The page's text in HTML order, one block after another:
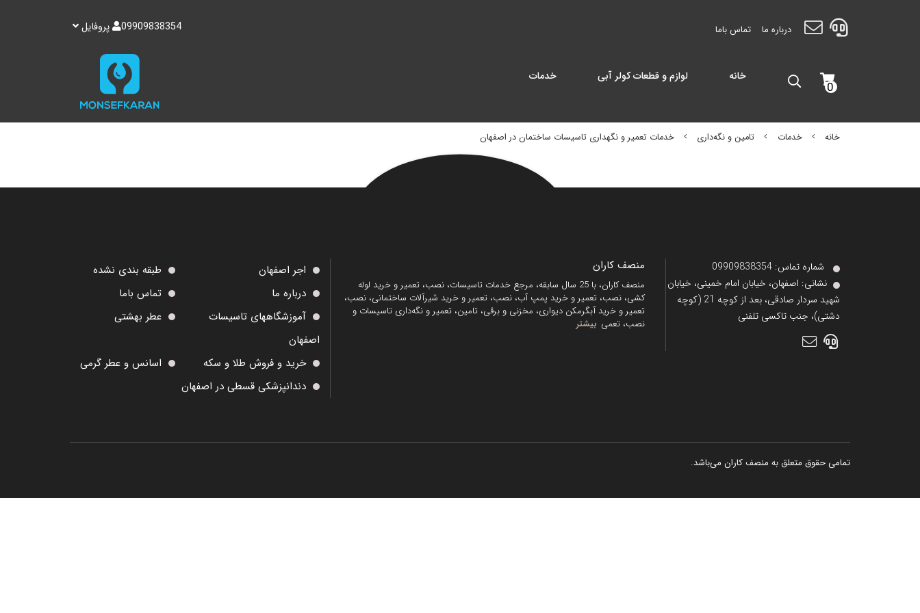
درباره ما تماس باما 09909838354 پروفایل
0
خانه لوازم و قطعات کولر آبی خدمات
خانه خدمات تامین و نگه‌داری خدمات تعمیر و نگهداری تاسیسات ساختمان در اصفهان
شماره تماس‌: 09909838354
نشانی: اصفهان، خیابان امام خمینی، خیابان
شهید سردار صادقی، بعد از کوچه 21 (کوچه
دشتی)، جنب تاکسی تلفنی
منصف کاران
منصف کاران، با 25 سال سابقه، مرجع خدمات تاسیسات، نصب، تعمیر و خرید لوله
کشی، نصب، تعمیر و خرید پمپ آب، نصب، تعمیر و خرید شیرآلات ساختمانی، نصب،
تعمیر و خرید آبگرمکن دیواری، مخزنی و برقی، تامین، تعمیر و نگه‌داری تاسیسات و
نصب، تعمی بیشتر
اجر اصفهان
طبقه بندی نشده
درباره ما
تماس باما
آموزشگاههای تاسیسات
اصفهان
عطر بهشتی
خرید و فروش طلا و سکه
اسانس و عطر گرمی
دندانپزشکی قسطی در اصفهان
تمامی حقوق متعلق به منصف کاران می‌باشد.